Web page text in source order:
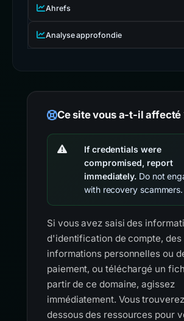
Ahrefs
Analyse approfondie
Ce site vous a-t-il affecté
If credentials were
compromised, report
immediately. Do not
with recovery scammers.
Si vous avez saisi des
d'identification de compte, des
informations personnelles ou
paiement, ou téléchargé un
partir de ce domaine, agissez
immédiatement. Vous
dessous des ressources pour